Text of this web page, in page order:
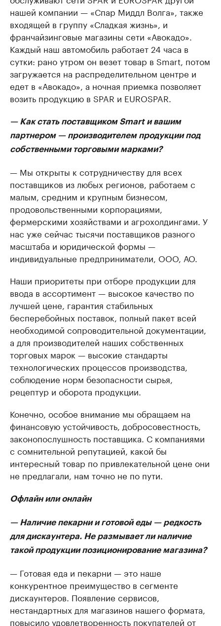
нашей компании — «Спар Миддл Волга», также
входящей в группу «Сладкая жизнь», и
франчайзинговые магазины сети «Авокадо».
Каждый наш автомобиль работает 24 часа в
сутки: рано утром он везет товар в Smart, потом
загружается на распределительном центре и
едет в «Авокадо», а ночная приемка позволяет
возить продукцию в SPAR и EUROSPAR.
— Как стать поставщиком Smart и вашим
партнером — производителем продукции под
собственными торговыми марками?
— Мы открыты к сотрудничеству для всех
поставщиков из любых регионов, работаем с
малым, средним и крупным бизнесом,
продовольственными корпорациями,
фермерскими хозяйствами и агрохолдингами. У
нас уже сейчас тысячи поставщиков разного
масштаба и юридической формы —
индивидуальные предприниматели, ООО, АО.
Наши приоритеты при отборе продукции для
ввода в ассортимент — высокое качество по
лучшей цене, гарантия стабильных
бесперебойных поставок, полный пакет всей
необходимой сопроводительной документации,
а для производителей наших собственных
торговых марок — высокие стандарты
технологических процессов производства,
соблюдение норм безопасности сырья,
рецептур и оборота продукции.
Конечно, особое внимание мы обращаем на
финансовую устойчивость, добросовестность,
законопослушность поставщика. С компаниями
с сомнительной репутацией, какой бы
интересный товар по привлекательной цене они
не предлагали, нам точно не по пути.
Офлайн или онлайн
— Наличие пекарни и готовой еды — редкость
для дискаунтера. Не размывает ли наличие
такой продукции позиционирование магазина?
— Готовая еда и пекарни — это наше
конкурентное преимущество в сегменте
дискаунтеров. Появление сервисов,
нестандартных для магазинов нашего формата,
повысило удовлетворенность покупателей от